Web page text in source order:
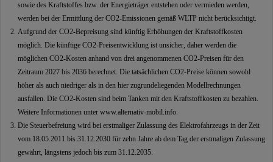
sowie des Kraftstoffes bzw. der Energieträger entstehen oder vermieden werden,
werden bei der Ermittlung der CO2-Emissionen gemäß WLTP nicht berücksichtigt.
Aufgrund der CO2-Bepreisung sind künftig Erhöhungen der Kraftstoffkosten
möglich. Die künftige CO2-Preisentwicklung ist unsicher, daher werden die
möglichen CO2-Kosten anhand von drei angenommenen CO2-Preisen für den
Zeitraum 2027 bis 2036 berechnet. Die tatsächlichen CO2-Preise können sowohl
höher als auch niedriger als in den hier zugrundeliegenden Modellrechnungen
ausfallen. Die CO2-Kosten sind beim Tanken mit den Kraftstoffkosten zu bezahlen.
Weitere Informationen unter www.alternativ-mobil.info.
Die Steuerbefreiung wird bei erstmaliger Zulassung des Elektrofahrzeugs in der Zeit
vom 18.05.2011 bis 31.12.2030 für zehn Jahre ab dem Tag der erstmaligen Zulassung
gewährt, längstens jedoch bis zum 31.12.2035.